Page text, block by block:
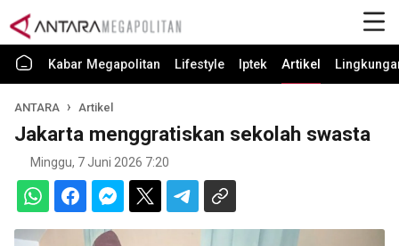
Kabar Megapolitan Lifestyle Iptek Artikel
ANTARA Artikel
Jakarta menggratiskan sekolah swasta
Minggu, 7 Juni 2026 7:20